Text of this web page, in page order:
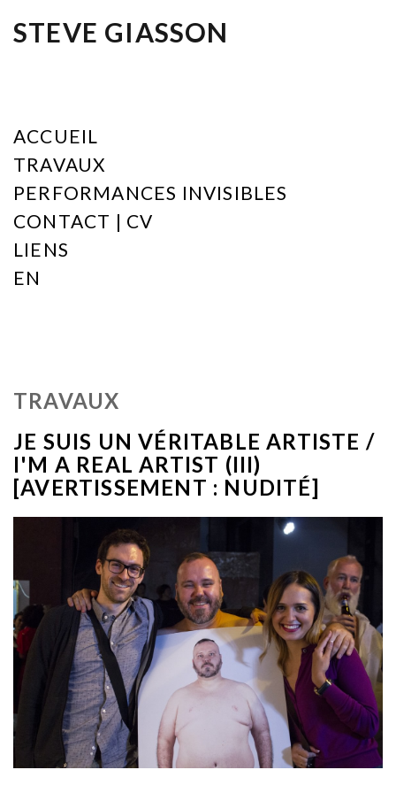
STEVE GIASSON
ACCUEIL
TRAVAUX
PERFORMANCES INVISIBLES
CONTACT | CV
LIENS
EN
TRAVAUX
JE SUIS UN VÉRITABLE ARTISTE /
I'M A REAL ARTIST (III)
[AVERTISSEMENT : NUDITÉ]